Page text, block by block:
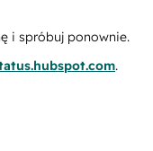
i spróbuj ponownie.
.